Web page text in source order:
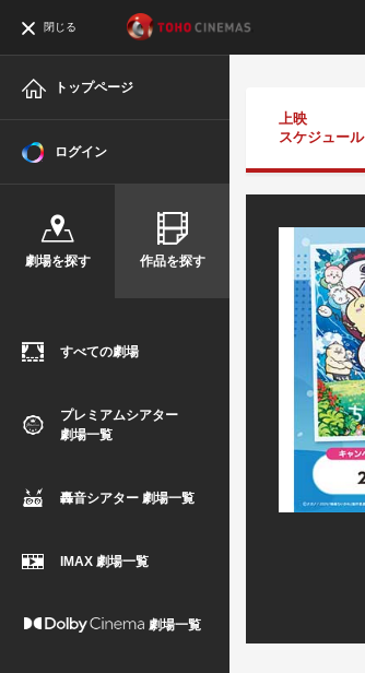
閉じる
トップページ
ログイン
劇場を探す 作品を探す
すべての劇場
プレミアムシアター
劇場一覧
轟音シアター 劇場一覧
IMAX 劇場一覧
劇場一覧
上映
スケジュール